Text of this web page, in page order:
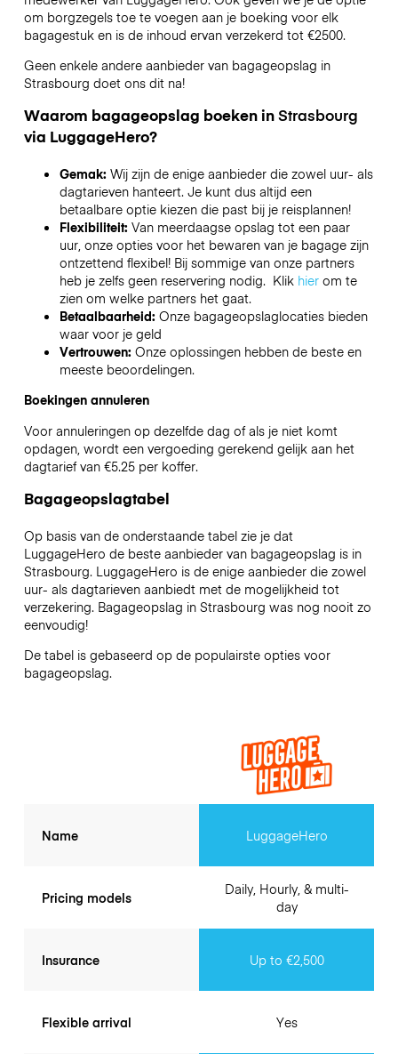
om borgzegels toe te voegen aan je boeking voor elk
bagagestuk en is de inhoud ervan verzekerd tot €2500.
Geen enkele andere aanbieder van bagageopslag in
Strasbourg doet ons dit na!
Waarom bagageopslag boeken inStrasbourg
via LuggageHero?
Gemak: Wij zijn de enige aanbieder die zowel uur- als
dagtarieven hanteert. Je kunt dus altijd een
betaalbare optie kiezen die past bij je reisplannen!
Flexibiliteit: Van meerdaagse opslag tot een paar
uur, onze opties voor het bewaren van je bagage zijn
ontzettend flexibel! Bij sommige van onze partners
heb je zelfs geen reservering nodig. Klik hierom te
zien om welke partners het gaat.
Betaalbaarheid: Onze bagageopslaglocaties bieden
waar voor je geld
Vertrouwen: Onze oplossingen hebben de beste en
meeste beoordelingen.
Boekingen annuleren
Voor annuleringen op dezelfde dag of als je niet komt
opdagen, wordt een vergoeding gerekend gelijk aan het
dagtarief van €5.25 per koffer.
Bagageopslagtabel
Op basis van de onderstaande tabel zie je dat
LuggageHero de beste aanbieder van bagageopslag is in
Strasbourg. LuggageHero is de enige aanbieder die zowel
uur- als dagtarieven aanbiedt met de mogelijkheid tot
verzekering. Bagageopslag in Strasbourg was nog nooit zo
eenvoudig!
De tabel is gebaseerd op de populairste opties voor
bagageopslag.
Name
Pricing models
Insurance
Flexible arrival
LuggageHero
Daily, Hourly, & multi-
day
Up to €2,500
Yes